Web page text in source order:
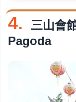
4.
三山會
Pagoda